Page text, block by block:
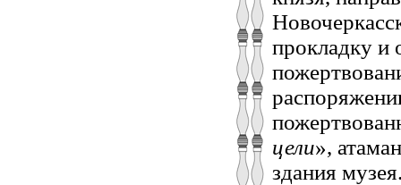
прокладку и
цели»,
здания